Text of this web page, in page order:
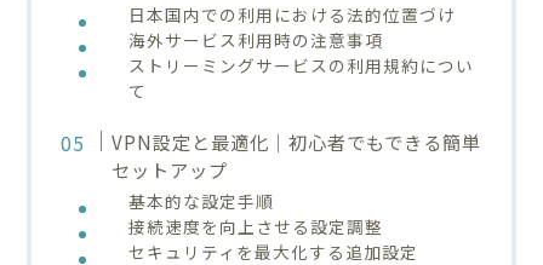
日本国内での利用における法的位置づけ
海外サービス利用時の注意事項
ストリーミングサービスの利用規約につい
て
VPN設定と最適化｜初心者でもできる簡単
セットアップ
基本的な設定手順
接続速度を向上させる設定調整
セキュリティを最大化する追加設定